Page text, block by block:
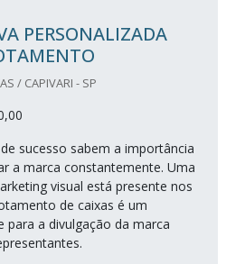
PERSONALIZADA
/ CAPIVARI - SP
sucesso sabem a importância
a marca constantemente. Uma
visual está presente nos
de caixas é um
a divulgação da marca